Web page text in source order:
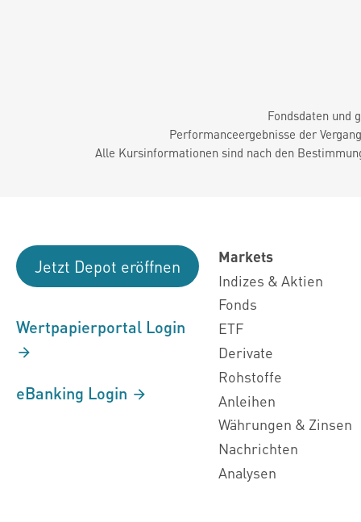
Fondsdaten und
Performanceergebnisse der
Alle Kursinformationen sind nach den
Jetzt Depot eröffnen
Wertpapierportal Login
eBanking Login
Markets
Indizes & Aktien
Fonds
ETF
Derivate
Rohstoffe
Anleihen
Währungen & Zinsen
Nachrichten
Analysen